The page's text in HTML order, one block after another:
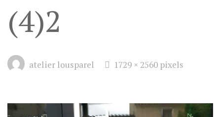
(4)2
atelier lousparel
Full1729 × 2560 pixels